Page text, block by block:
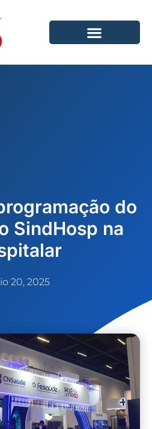
do
SindHosp na
20, 2025